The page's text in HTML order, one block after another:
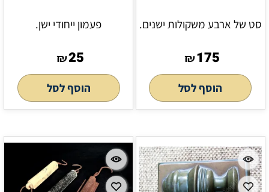
סט של ארבע משקולות ישנים.
₪175
הוסף לסל
פעמון ייחודי ישן.
₪25
הוסף לסל